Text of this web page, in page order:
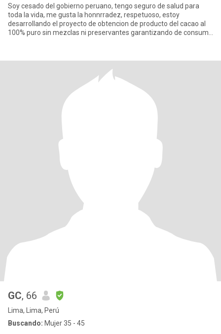
Soy cesado del gobierno peruano, tengo seguro de salud para
toda la vida, me gusta la honnrradez, respetuoso, estoy
desarrollando el proyecto de obtencion de producto del cacao al
100% puro sin mezclas ni preservantes garantizando de consumir
GC, 66
Lima, Lima, Perú
Buscando: Mujer 35 - 45